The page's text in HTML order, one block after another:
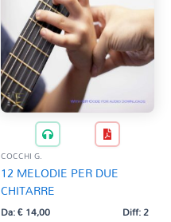
COCCHI G.
12 MELODIE PER DUE
CHITARRE
Da:€14,00 Diff: 2